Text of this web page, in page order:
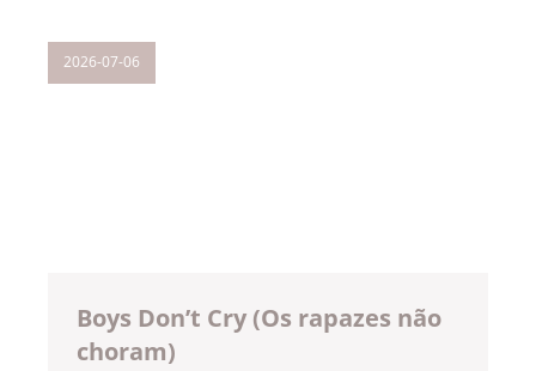
2026-07-06
Boys Don’t Cry (Os rapazes não
choram)